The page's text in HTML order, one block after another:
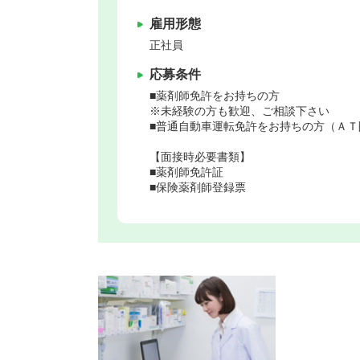
雇用形態
正社員
応募条件
■薬剤師免許をお持ちの方
※未経験の方も歓迎、ご相談下さい
■普通自動車運転免許をお持ちの方（Ａ
【面接時必要書類】
■薬剤師免許証
■保険薬剤師登録票